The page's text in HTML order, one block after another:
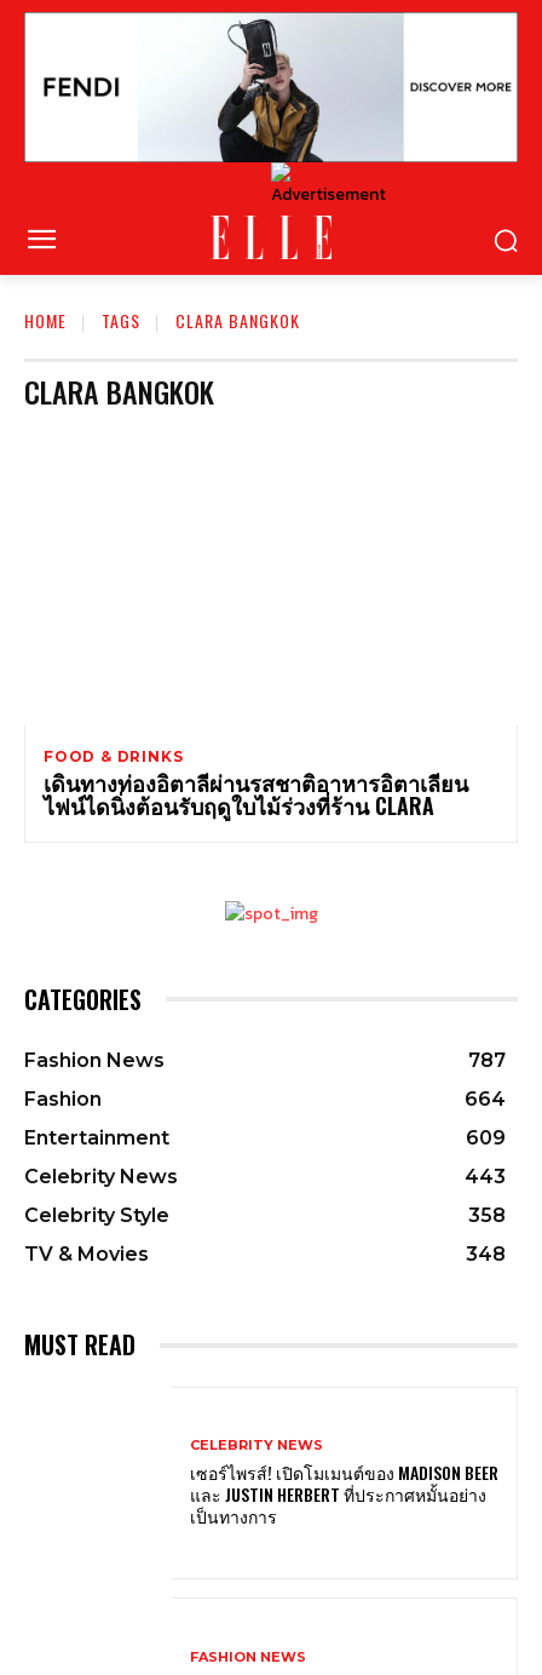
HOME TAGS CLARA BANGKOK
CLARA BANGKOK
FOOD & DRINKS
เดินทางท่องอิตาลีผ่านรสชาติอาหารอิตาเลียน
ไฟน์ไดนิ่งต้อนรับฤดูใบไม้ร่วงที่ร้าน CLARA
CATEGORIES
Fashion News
787
Fashion
664
Entertainment
609
Celebrity News
443
Celebrity Style
358
TV & Movies
348
MUST READ
CELEBRITY NEWS
เซอร์ไพรส์! เปิดโมเมนต์ของ MADISON BEER
และ JUSTIN HERBERT ที่ประกาศหมั้นอย่าง
เป็นทางการ
FASHION NEWS